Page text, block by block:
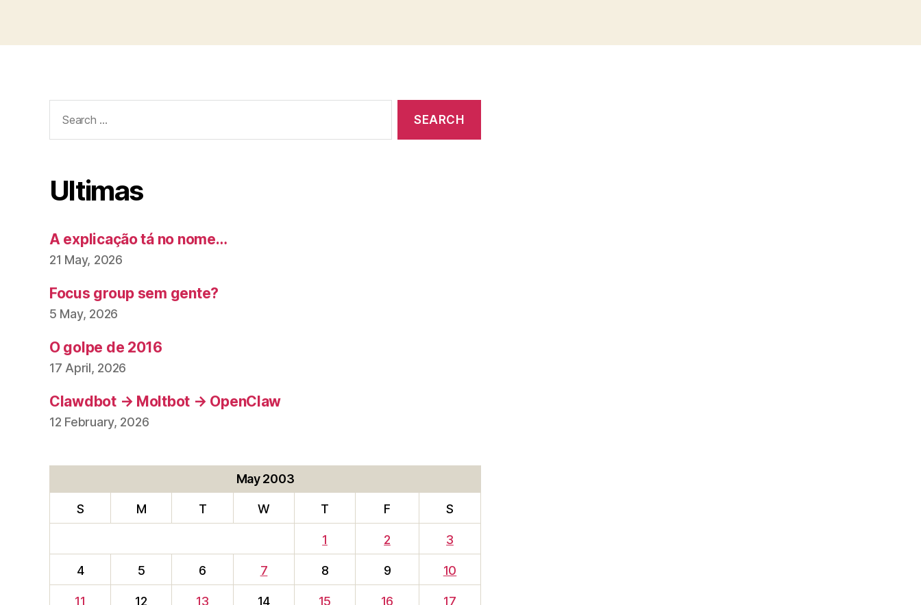
for:
Ultimas
A explicação tá no nome…
21 May, 2026
Focus group sem gente?
5 May, 2026
O golpe de 2016
17 April, 2026
Clawdbot → Moltbot → OpenClaw
12 February, 2026
May 2003
S M T W T F S
1 2 3
4 5 6 7 8 9 10
11 12 13 14 15 16 17